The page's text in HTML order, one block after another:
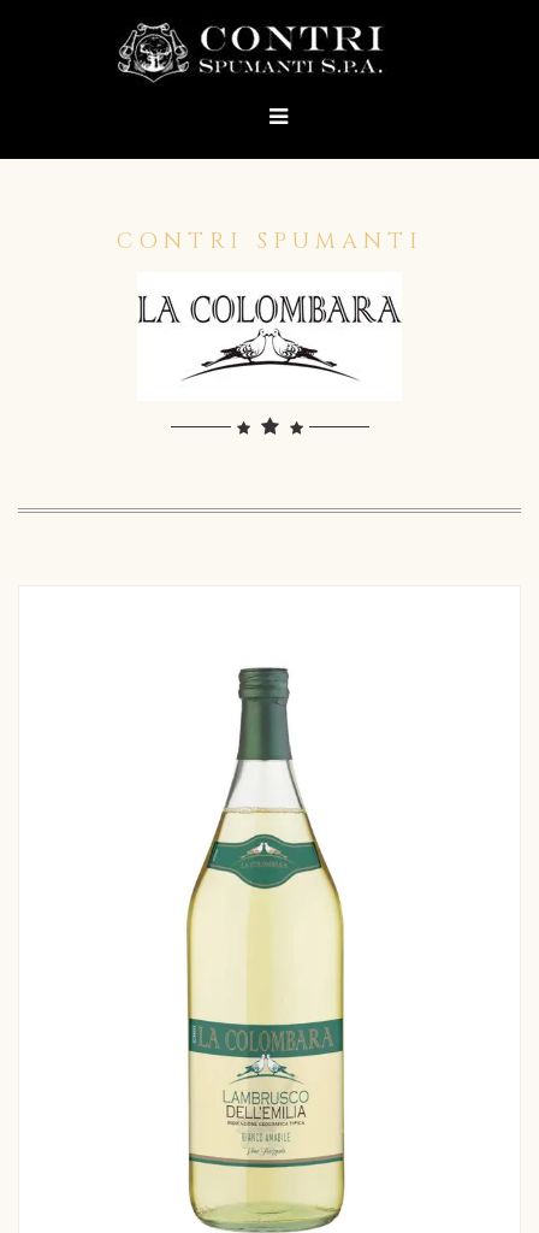
CONTRI SPUMANTI